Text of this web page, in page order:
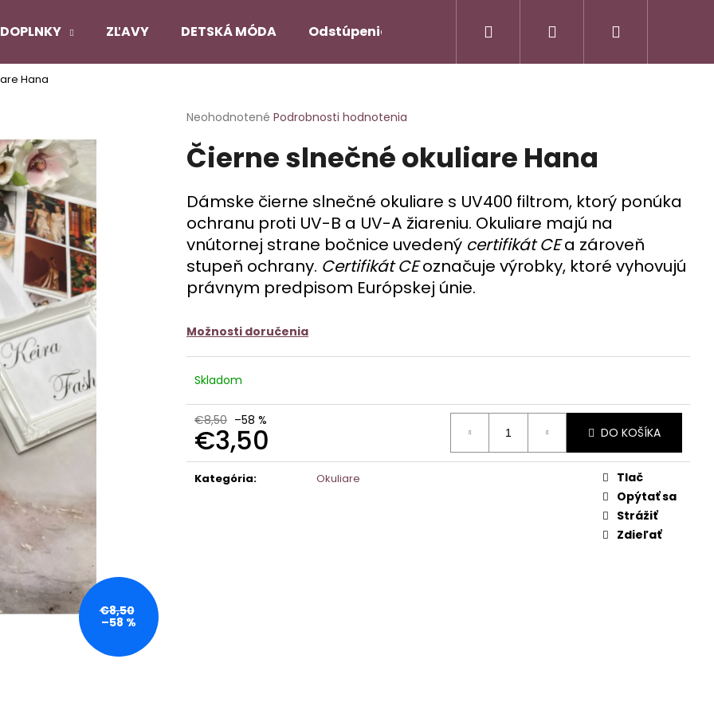
DOPLNKY ZĽAVY DETSKÁ MÓDA Odstúpenie od zmluvy/Vrátenie tovaru Napíšte nám
Hľadať Prihlásenie
Hana
Priemerné
produktu
je
z
5
hviezdičiek.
Neohodnotené Podrobnosti hodnotenia
Čierne slnečné okuliare Hana
Dámske čierne slnečné okuliare s UV400 filtrom, ktorý ponúka
ochranu proti UV-B a UV-A žiareniu. Okuliare majú na
vnútornej strane bočnice uvedený certifikát CEa zároveň
stupeň ochrany. Certifikát CEoznačuje výrobky, ktoré vyhovujú
právnym predpisom Európskej únie.
Možnosti doručenia
Skladom
€8,50 –58 %
€3,50
Jednotková
cena:
DO KOŠÍKA
Kategória: Okuliare
Tlač
Opýtať sa
Strážiť
Zdieľať
€8,50
–58 %
Čo potrebujete nájsť?
HĽADAŤ
Odporúčame
Nasledujúce
PANČUCHY NUENO
€12,90
SATÉNOVÝ PYŽAMOVÝ TROJKOMPLET -
ČIERNY
€22,90